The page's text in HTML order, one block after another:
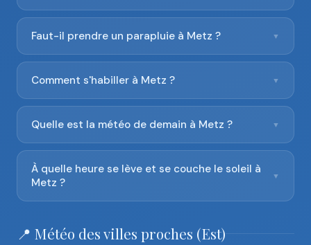
Faut-il prendre un parapluie à Metz ? ▼
Comment s'habiller à Metz ? ▼
Quelle est la météo de demain à Metz ? ▼
À quelle heure se lève et se couche le soleil à
Metz ?
▼
📍 Météo des villes proches (Est)